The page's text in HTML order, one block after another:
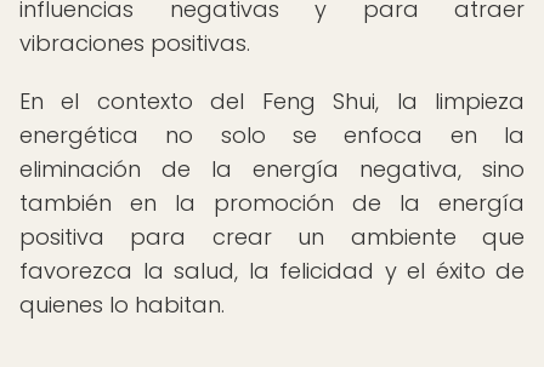
influencias negativas y para atraer
vibraciones positivas.
En el contexto del Feng Shui, la limpieza
energética no solo se enfoca en la
eliminación de la energía negativa, sino
también en la promoción de la energía
positiva para crear un ambiente que
favorezca la salud, la felicidad y el éxito de
quienes lo habitan.